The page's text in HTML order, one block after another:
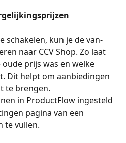
schakelen, kun je de van-
naar CCV Shop. Zo laat
prijs was en welke
Dit helpt om aanbiedingen
te brengen.
in ProductFlow ingesteld
pagina van een
te vullen.